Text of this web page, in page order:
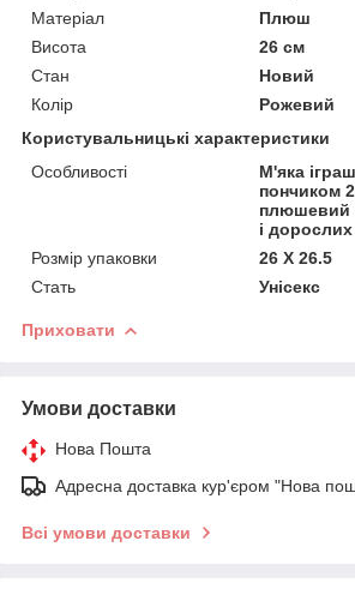
Матеріал
Плюш
Висота
26 см
Стан
Новий
Колір
Рожевий
Користувальницькі характеристики
Особливості
М'яка
пончиком
плюшевий
і
Розмір упаковки
26 Х 26.5
Стать
Унісекс
Приховати
Умови доставки
Нова Пошта
Адресна доставка кур'єром "Нова
Всі умови доставки